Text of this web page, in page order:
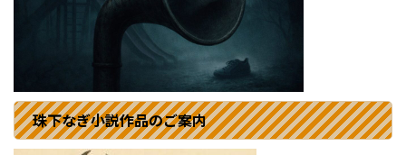
珠下なぎ小説作品のご案内